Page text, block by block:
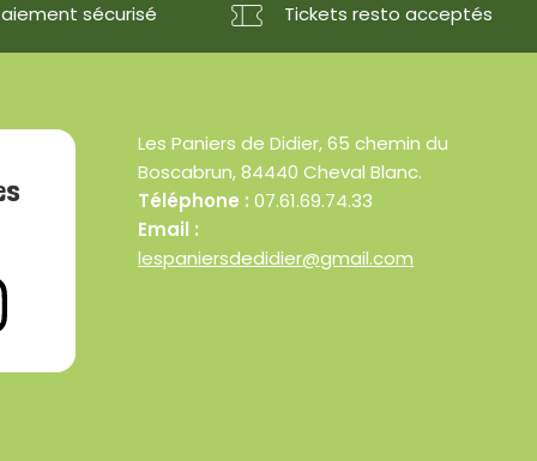
sécurisé Tickets resto acceptés
Les Paniers de Didier, 65 chemin du
Boscabrun, 84440 Cheval Blanc.
Téléphone : 07.61.69.74.33
Email :
lespaniersdedidier@gmail.com